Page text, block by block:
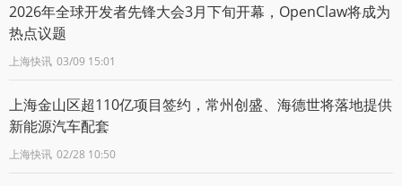
2026年全球开发者先锋大会3月下旬开幕，OpenClaw将成为
热点议题
上海快讯 03/09 15:01
上海金山区超110亿项目签约，常州创盛、海德世将落地提供
新能源汽车配套
上海快讯 02/28 10:50